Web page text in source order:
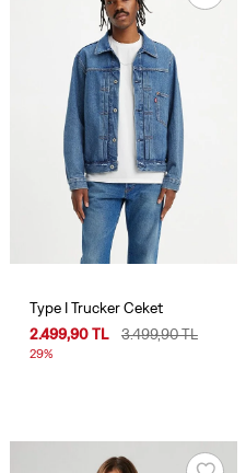
Type I Trucker Ceket
3.499,90 TL
2.499,90 TL
29%